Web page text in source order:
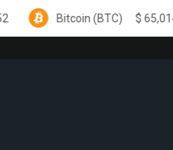
(BTC) $65,014.00